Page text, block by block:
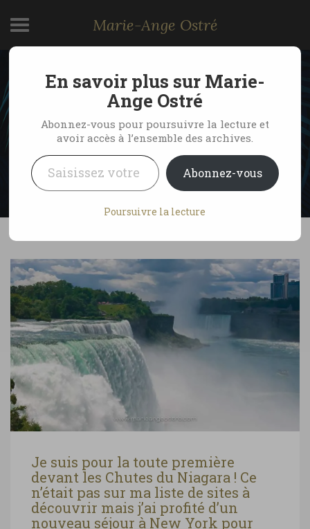
Marie-Ange Ostré
Chutes du Niagara, côté
Canada
by Marie-Ange Ostré
10 juillet 2009
1 Comment
Je suis pour la toute première
devant les Chutes du Niagara ! Ce
n’était pas sur ma liste de sites à
découvrir mais j’ai profité d’un
nouveau séjour à New York pour
En savoir plus sur Marie-
Ange Ostré
Abonnez-vous pour poursuivre la lecture et
avoir accès à l’ensemble des archives.
Saisissez votre adresse e-mail…
Abonnez-vous
Poursuivre la lecture